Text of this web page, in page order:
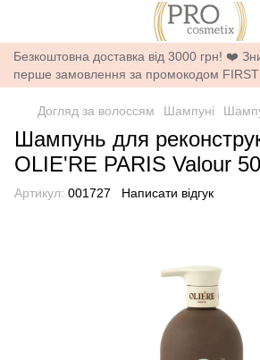
Безкоштовна доставка від 3000 грн! ❤️
перше замовлення за промокодом
Догляд за волоссям Шампуні
Шампунь для
OLIE'RE PARIS Valour
Артикул: 001727 Написати відгук